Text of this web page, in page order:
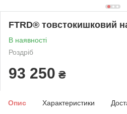
FTRD® товстокишковий
В наявності
Роздріб
93 250 ₴
Опис Характеристики